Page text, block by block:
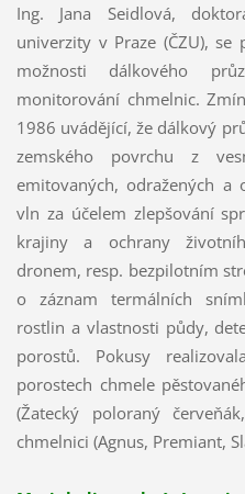
Ing. Jana Seidlová,
univerzity v Praze (ČZU),
možnosti dálkového
monitorování chmelnic.
1986 uvádějící, že dálkový
zemského povrchu z
emitovaných, odražených a
vln za účelem zlepšování
krajiny a ochrany
dronem, resp. bezpilotním
o záznam termálních
rostlin a vlastnosti půdy,
porostů. Pokusy
porostech chmele
(Žatecký poloraný
chmelnici (Agnus, Premiant,